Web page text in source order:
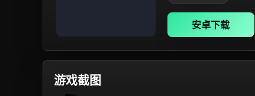
安卓下载
游戏截图